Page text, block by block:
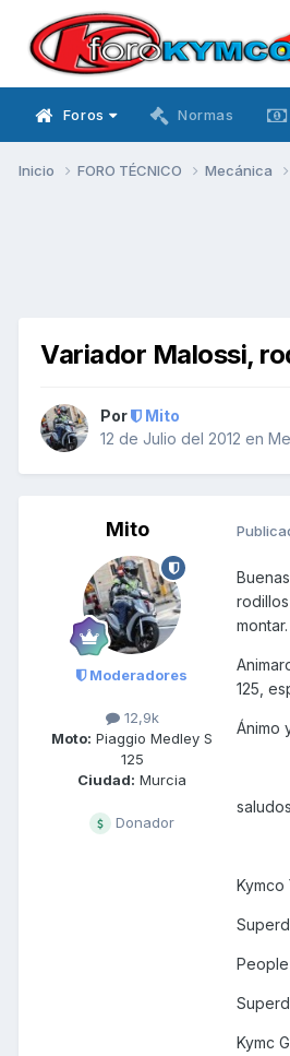
Foros Normas
Inicio FORO TÉCNICO Mecánica
Variador Malossi,
Por
Mito
12 de Julio del 2012 en
Mito
Moderadores
12,9k
Moto: Piaggio Medley S
125
Ciudad: Murcia
Donador
125,
Ánimo
saludos
Kymco
People
Kymc